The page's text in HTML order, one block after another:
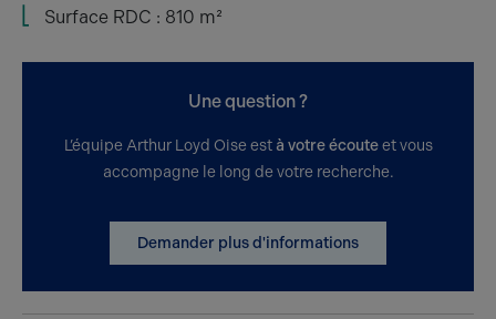
Surface RDC : 810 m²
Une question ?
L’équipe Arthur Loyd Oise est à votre écouteet vous
accompagne le long de votre recherche.
Demander plus d'informations